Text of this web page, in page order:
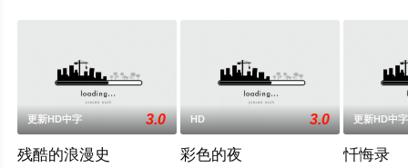
更新HD中字 3.0
残酷的浪漫史
HD 3.0
彩色的夜
更新HD中字
忏悔录